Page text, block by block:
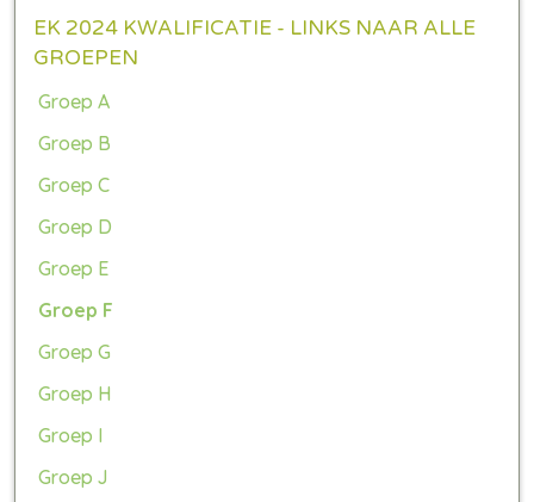
EK 2024 KWALIFICATIE - LINKS NAAR ALLE
GROEPEN
Groep A
Groep B
Groep C
Groep D
Groep E
Groep F
Groep G
Groep H
Groep I
Groep J